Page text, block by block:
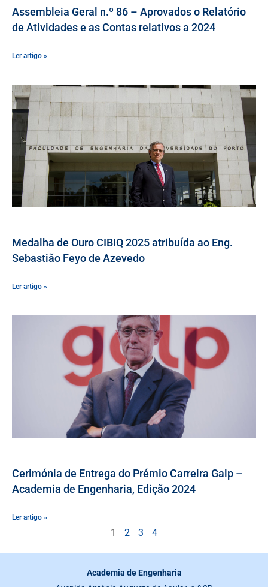
Assembleia Geral n.º 86 – Aprovados o Relatório
de Atividades e as Contas relativos a 2024
Ler artigo »
Medalha de Ouro CIBIQ 2025 atribuída ao Eng.
Sebastião Feyo de Azevedo
Ler artigo »
Cerimónia de Entrega do Prémio Carreira Galp –
Academia de Engenharia, Edição 2024
Ler artigo »
1 2 3 4
Academia de Engenharia